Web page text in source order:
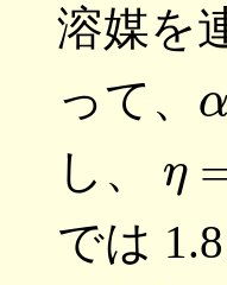
溶媒を
って、
し、
では